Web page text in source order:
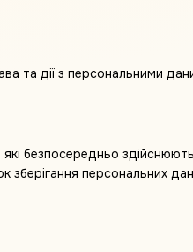
та дії з персональними
які безпосередньо
зберігання персональних